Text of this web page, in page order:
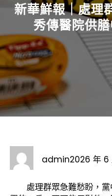
新華鮮報｜處理
秀傳醫院供
admin2026 年 6
處理群眾急難愁盼，